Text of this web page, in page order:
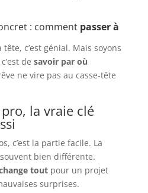
: comment passer à
c’est génial. Mais soyons
de savoir par où
ne vire pas au casse-tête
la vraie clé
c’est la partie facile. La
bien différente.
toutpour un projet
surprises.